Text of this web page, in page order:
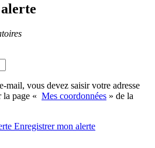
mail, vous devez saisir votre adresse
la page « Mes coordonnées » de la
Enregistrermon alerte